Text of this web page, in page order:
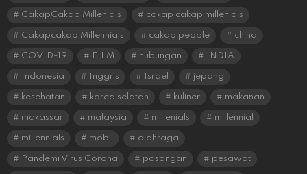
CakapCakap Millenials cakap cakap millenials
Cakapcakap Millennials cakap people china
COVID-19 FILM hubungan INDIA
Indonesia Inggris Israel jepang
kesehatan korea selatan kuliner makanan
makassar malaysia millenials millennial
millennials mobil olahraga
Pandemi Virus Corona pasangan pesawat